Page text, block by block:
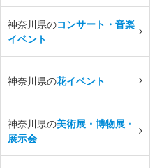
神奈川県のコンサート・音楽
イベント
神奈川県の花イベント
神奈川県の美術展・博物展・
展示会